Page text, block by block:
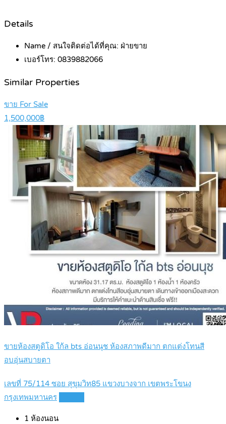
Details
Name / สนใจติดต่อได้ที่คุณ: ฝ่ายขาย
เบอร์โทร: 0839882066
Similar Properties
ขาย For Sale
1,500,000฿
ขายห้องสตูดิโอ ใก้ล bts อ่อนนุช ห้องสภาพดีมาก ตกแต่งโทนสี
อบอุ่นสบายตา
เลขที่ 75/114 ซอย สุขุมวิท85 แขวงบางจาก เขตพระโขนง
กรุงเทพมหานคร
1 ห้องนอน